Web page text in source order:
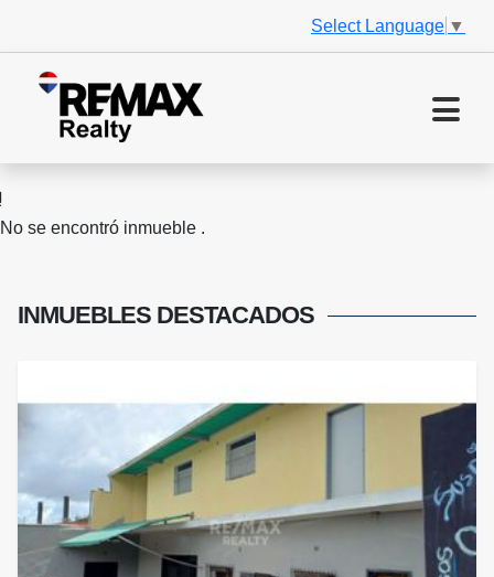
Select Language ▼
No se encontró inmueble .
INMUEBLES DESTACADOS